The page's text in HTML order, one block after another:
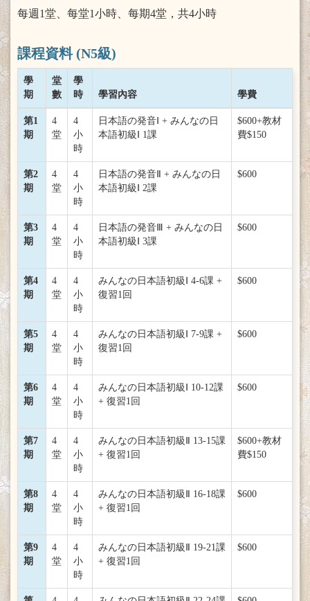
每週1堂、每堂1小時、每期4堂，共4小時
課程資料 (N5級)
學
期
堂
數
學
時
學習內容 學費
第1
期
4
堂
4
小
時
日本語の発音Ⅰ + みんなの日
本語初級Ⅰ 1課
$600+教材
費$150
第2
期
4
堂
4
小
時
日本語の発音Ⅱ + みんなの日
本語初級Ⅰ 2課
$600
第3
期
4
堂
4
小
時
日本語の発音Ⅲ + みんなの日
本語初級Ⅰ 3課
$600
第4
期
4
堂
4
小
時
みんなの日本語初級Ⅰ 4-6課 +
復習1回
$600
第5
期
4
堂
4
小
時
みんなの日本語初級Ⅰ 7-9課 +
復習1回
$600
第6
期
4
堂
4
小
時
みんなの日本語初級Ⅰ 10-12課
+ 復習1回
$600
第7
期
4
堂
4
小
時
みんなの日本語初級Ⅱ 13-15課
+ 復習1回
$600+教材
費$150
第8
期
4
堂
4
小
時
みんなの日本語初級Ⅱ 16-18課
+ 復習1回
$600
第9
期
4
堂
4
小
時
みんなの日本語初級Ⅱ 19-21課
+ 復習1回
$600